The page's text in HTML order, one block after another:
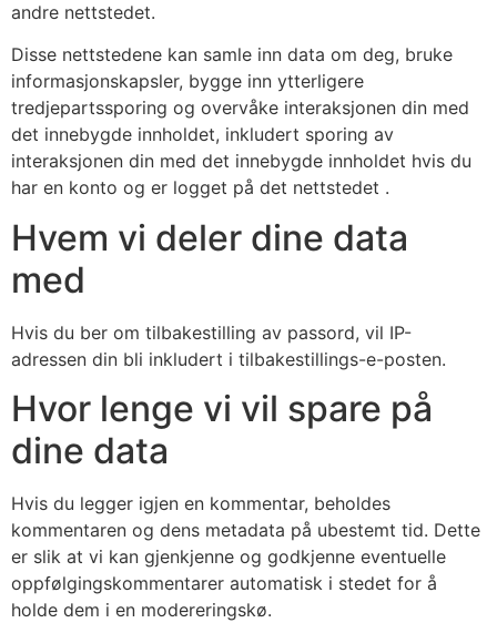
andre nettstedet.
Disse nettstedene kan samle inn data om deg, bruke
informasjonskapsler, bygge inn ytterligere
tredjepartssporing og overvåke interaksjonen din med
det innebygde innholdet, inkludert sporing av
interaksjonen din med det innebygde innholdet hvis du
har en konto og er logget på det nettstedet .
Hvem vi deler dine data
med
Hvis du ber om tilbakestilling av passord, vil IP-
adressen din bli inkludert i tilbakestillings-e-posten.
Hvor lenge vi vil spare på
dine data
Hvis du legger igjen en kommentar, beholdes
kommentaren og dens metadata på ubestemt tid. Dette
er slik at vi kan gjenkjenne og godkjenne eventuelle
oppfølgingskommentarer automatisk i stedet for å
holde dem i en modereringskø.